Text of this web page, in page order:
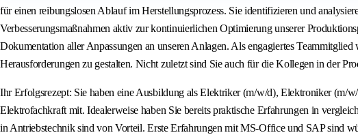
für einen reibungslosen Ablauf im Herstellungsprozess. Sie identifizieren und
Verbesserungsmaßnahmen aktiv zur kontinuierlichen Optimierung unserer
Dokumentation aller Anpassungen an unseren Anlagen. Als engagiertes
Herausforderungen zu gestalten. Nicht zuletzt sind Sie auch für die Kollegen in der
Ihr Erfolgsrezept: Sie haben eine Ausbildung als Elektriker (m/w/d), Elektroniker (m/
Elektrofachkraft mit. Idealerweise haben Sie bereits praktische Erfahrungen in
in Antriebstechnik sind von Vorteil. Erste Erfahrungen mit MS-Office und SAP sind